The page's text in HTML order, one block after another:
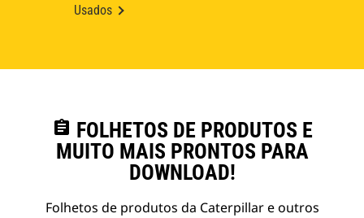
Usados
assignment FOLHETOS DE PRODUTOS E
MUITO MAIS PRONTOS PARA
DOWNLOAD!
Folhetos de produtos da Caterpillar e outros